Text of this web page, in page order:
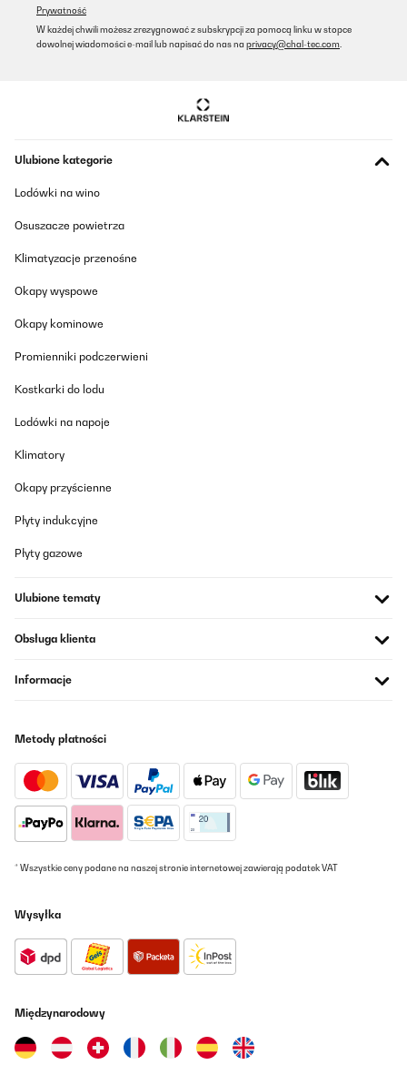
Prywatność
W każdej chwili możesz zrezygnować z subskrypcji za pomocą linku w stopce
dowolnej wiadomości e-mail lub napisać do nas na privacy@chal-tec.com
Ulubione kategorie
Lodówki na wino
Osuszacze powietrza
Klimatyzacje przenośne
Okapy wyspowe
Okapy kominowe
Promienniki podczerwieni
Kostkarki do lodu
Lodówki na napoje
Klimatory
Okapy przyścienne
Płyty indukcyjne
Płyty gazowe
Ulubione tematy
Obsługa klienta
Informacje
Metody płatności
* Wszystkie ceny podane na naszej stronie internetowej zawierają podatek VAT
Wysyłka
Międzynarodowy